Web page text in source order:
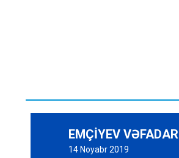
EMÇİYEV VƏFADAR
14 Noyabr 2019